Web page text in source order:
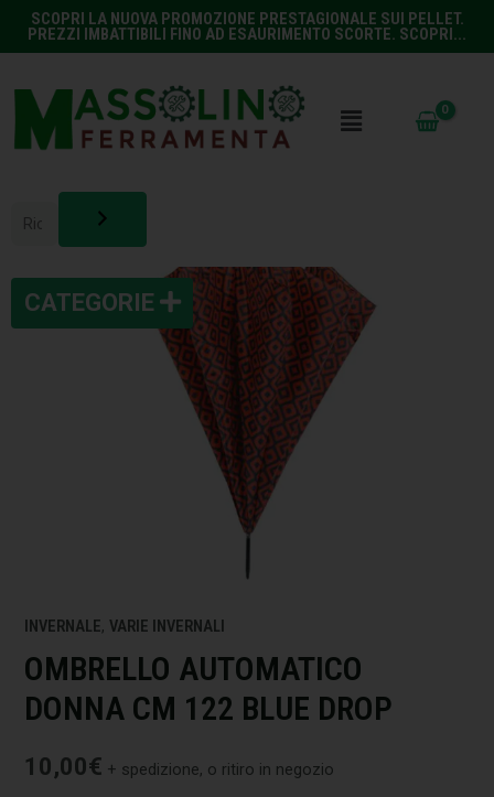
SCOPRI LA NUOVA PROMOZIONE PRESTAGIONALE SUI PELLET.
PREZZI IMBATTIBILI FINO AD ESAURIMENTO SCORTE. SCOPRI...
INVERNALE,VARIE INVERNALI
OMBRELLO AUTOMATICO
DONNA CM 122 BLUE DROP
10,00€ + spedizione, o ritiro in negozio